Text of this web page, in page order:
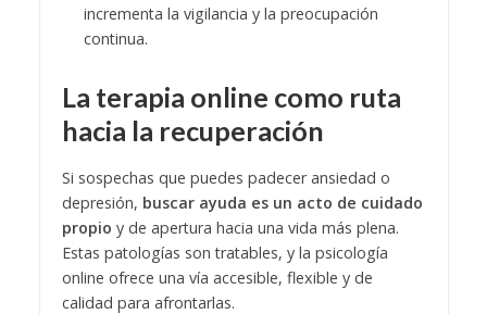
incrementa la vigilancia y la preocupación
continua.
La terapia online como ruta
hacia la recuperación
Si sospechas que puedes padecer ansiedad o
depresión, buscar ayuda es un acto de cuidado
propio y de apertura hacia una vida más plena.
Estas patologías son tratables, y la psicología
online ofrece una vía accesible, flexible y de
calidad para afrontarlas.